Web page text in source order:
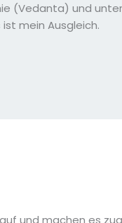
(Vedanta) und
mein Ausgleich.
und machen es